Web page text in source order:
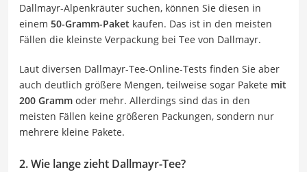
Dallmayr-Alpenkräuter suchen, können Sie diesen in
einem 50-Gramm-Paket kaufen. Das ist in den meisten
Fällen die kleinste Verpackung bei Tee von Dallmayr.
Laut diversen Dallmayr-Tee-Online-Tests finden Sie aber
auch deutlich größere Mengen, teilweise sogar Pakete mit
200 Gramm oder mehr. Allerdings sind das in den
meisten Fällen keine größeren Packungen, sondern nur
mehrere kleine Pakete.
2. Wie lange zieht Dallmayr-Tee?